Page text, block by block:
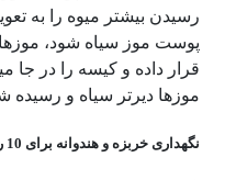
رسیدن بیشتر میوه را به
پوست موز سیاه شود،
قرار داده و کیسه را در جا
موزها دیرتر سیاه و رسیده
نگهداری خربزه و هندوانه برای 10 روز